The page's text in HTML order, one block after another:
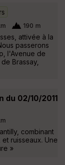
190 m
attivée à la
passerons
l'Avenue de
Brassay,
du 02/10/2011
combinant
ruisseaux. Une
»